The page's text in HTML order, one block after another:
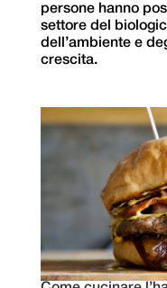
persone hanno
settore del
dell’ambiente e
crescita.